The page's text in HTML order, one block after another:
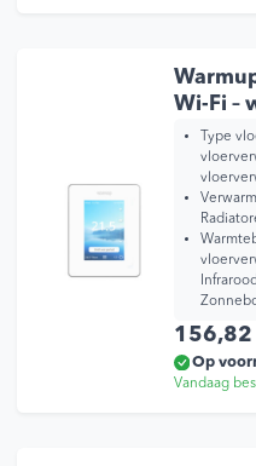
Wi-Fi –
Type
156,82
Op
Vandaag